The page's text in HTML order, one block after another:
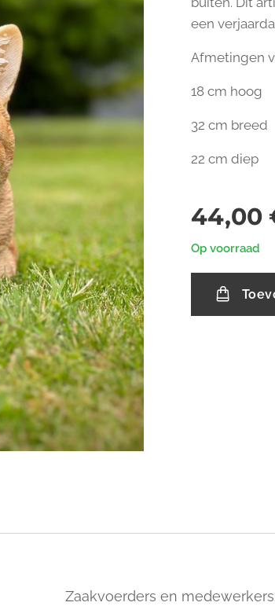
een
Afmetingen
18 cm hoog
32 cm breed
22 cm diep
44,00
Op voorraad
Zaakvoerders en